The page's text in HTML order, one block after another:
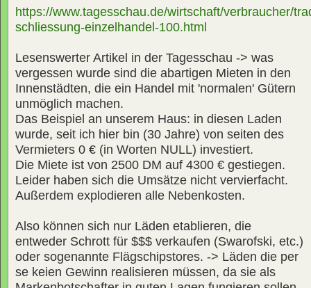
https://www.tagesschau.de/wirtschaft/verbraucher/
schliessung-einzelhandel-100.html
Lesenswerter Artikel in der Tagesschau -> was
vergessen wurde sind die abartigen Mieten in den
Innenstädten, die ein Handel mit 'normalen' Gütern
unmöglich machen.
Das Beispiel an unserem Haus: in diesen Laden
wurde, seit ich hier bin (30 Jahre) von seiten des
Vermieters 0 € (in Worten NULL) investiert.
Die Miete ist von 2500 DM auf 4300 € gestiegen.
Leider haben sich die Umsätze nicht vervierfacht.
Außerdem explodieren alle Nebenkosten.
Also können sich nur Läden etablieren, die
entweder Schrott für $$$ verkaufen (Swarofski, etc.)
oder sogenannte Flägschipstores. -> Läden die per
se keien Gewinn realisieren müssen, da sie als